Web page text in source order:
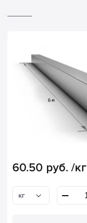
60.50 руб. /кг
кг